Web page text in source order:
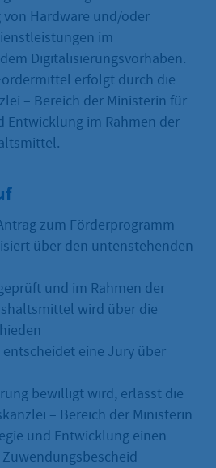
Hardware und/oder
im
Digitalisierungsvorhaben.
erfolgt durch die
– Bereich der Ministerin für
Entwicklung im Rahmen der
zum Förderprogramm
über den untenstehenden
und im Rahmen der
wird über die
eine Jury über
bewilligt wird, erlässt die
– Bereich der Ministerin
und Entwicklung einen